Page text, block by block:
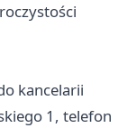
kancelarii
1, telefon